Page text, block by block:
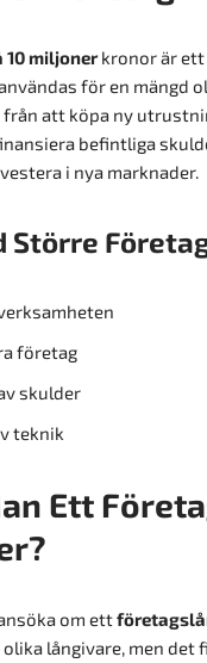
miljonerkronor är
för en mängd
från att köpa ny
befintliga
i nya marknader.
Större
företag
skulder
teknik
Ett
om ett
långivare, men det